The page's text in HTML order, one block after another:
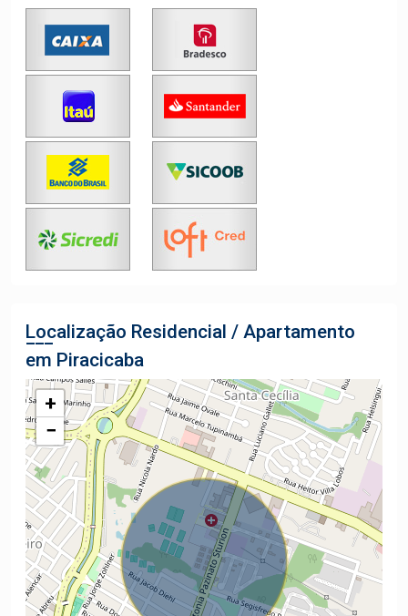
Localização Residencial / Apartamento
em Piracicaba
+
−